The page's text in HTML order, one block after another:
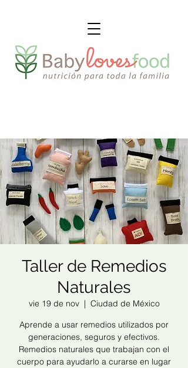
Taller de Remedios
Naturales
vie 19 de nov
  |
Ciudad de México
Aprende a usar remedios utilizados por
generaciones, seguros y efectivos.
Remedios naturales que trabajan con el
cuerpo para ayudarlo a curarse en lugar